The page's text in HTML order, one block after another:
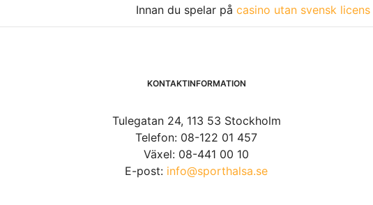
Innan du spelar på casino utan svensk licens
KONTAKTINFORMATION
Tulegatan 24, 113 53 Stockholm
Telefon: 08-122 01 457
Växel: 08-441 00 10
E-post: info@sporthalsa.se